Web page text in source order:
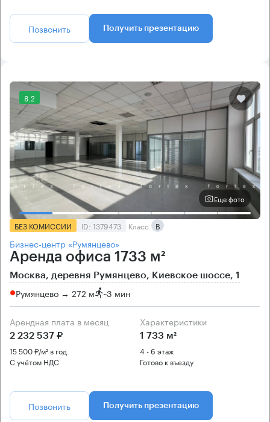
Позвонить Получить презентацию
8.2
Еще фото
БЕЗ КОМИССИИ ID: 1379473 Класс B
Бизнес-центр «Румянцево»
Аренда офиса 1733 м²
Москва, деревня Румянцево, Киевское шоссе, 1
Румянцево → 272 м ~3 мин
Арендная плата в месяц
2 232 537 ₽
15 500 ₽/м² в год
С учётом НДС
Характеристики
1 733 м²
4 - 6 этаж
Готово к въезду
Позвонить Получить презентацию